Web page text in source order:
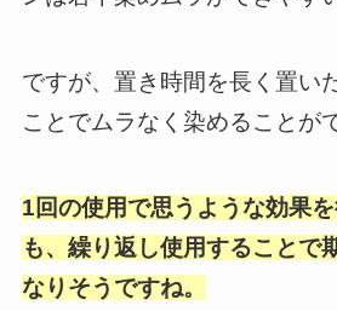
ですが、置き時間を長く置い
ことでムラなく染めることが
1回の使用で思うような効果
も、繰り返し使用することで
なりそうですね。